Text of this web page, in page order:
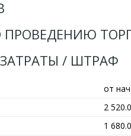
/ ШТРАФ
от
2
1